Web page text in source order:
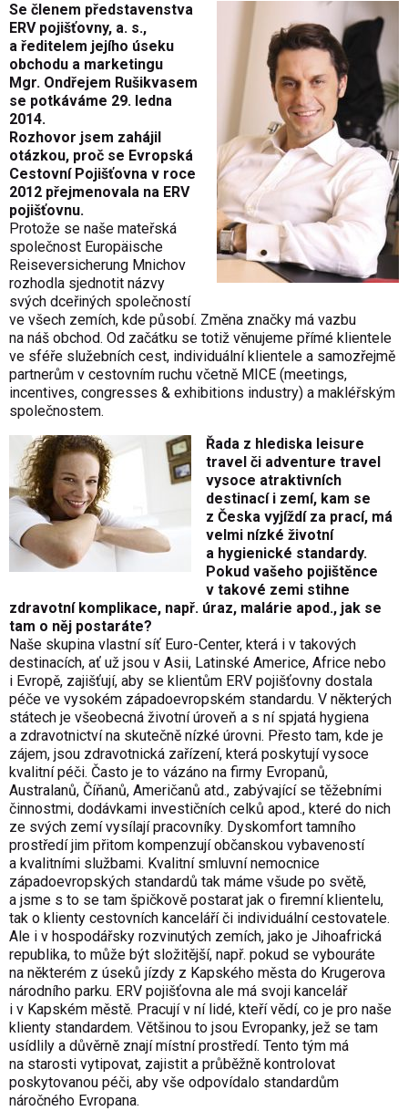
Se členem představenstva
ERV pojišťovny, a. s.,
a ředitelem jejího úseku
obchodu a marketingu
Mgr. Ondřejem Rušikvasem
se potkáváme 29. ledna
2014.
Rozhovor jsem zahájil
otázkou, proč se Evropská
Cestovní Pojišťovna v roce
2012 přejmenovala na ERV
pojišťovnu.
Protože se naše mateřská
společnost Europäische
Reiseversicherung Mnichov
rozhodla sjednotit názvy
svých dceřiných společností
ve všech zemích, kde působí. Změna značky má vazbu
na náš obchod. Od začátku se totiž věnujeme přímé klientele
ve sféře služebních cest, individuální klientele a samozřejmě
partnerům v cestovním ruchu včetně MICE (meetings,
incentives, congresses & exhibitions industry) a makléřským
společnostem.
Řada z hlediska leisure
travel či adventure travel
vysoce atraktivních
destinací i zemí, kam se
z Česka vyjíždí za prací, má
velmi nízké životní
a hygienické standardy.
Pokud vašeho pojištěnce
v takové zemi stihne
zdravotní komplikace, např. úraz, malárie apod., jak se
tam o něj postaráte?
Naše skupina vlastní síť Euro-Center, která i v takových
destinacích, ať už jsou v Asii, Latinské Americe, Africe nebo
i Evropě, zajišťují, aby se klientům ERV pojišťovny dostala
péče ve vysokém západoevropském standardu. V některých
státech je všeobecná životní úroveň a s ní spjatá hygiena
a zdravotnictví na skutečně nízké úrovni. Přesto tam, kde je
zájem, jsou zdravotnická zařízení, která poskytují vysoce
kvalitní péči. Často je to vázáno na firmy Evropanů,
Australanů, Číňanů, Američanů atd., zabývající se těžebními
činnostmi, dodávkami investičních celků apod., které do nich
ze svých zemí vysílají pracovníky. Dyskomfort tamního
prostředí jim přitom kompenzují občanskou vybaveností
a kvalitními službami. Kvalitní smluvní nemocnice
západoevropských standardů tak máme všude po světě,
a jsme s to se tam špičkově postarat jak o firemní klientelu,
tak o klienty cestovních kanceláří či individuální cestovatele.
Ale i v hospodářsky rozvinutých zemích, jako je Jihoafrická
republika, to může být složitější, např. pokud se vybouráte
na některém z úseků jízdy z Kapského města do Krugerova
národního parku. ERV pojišťovna ale má svoji kancelář
i v Kapském městě. Pracují v ní lidé, kteří vědí, co je pro naše
klienty standardem. Většinou to jsou Evropanky, jež se tam
usídlily a důvěrně znají místní prostředí. Tento tým má
na starosti vytipovat, zajistit a průběžně kontrolovat
poskytovanou péči, aby vše odpovídalo standardům
náročného Evropana.